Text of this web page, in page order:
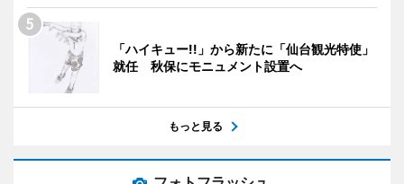
「ハイキュー!!」から新たに「仙台観光特使」
就任 秋保にモニュメント設置へ
もっと見る